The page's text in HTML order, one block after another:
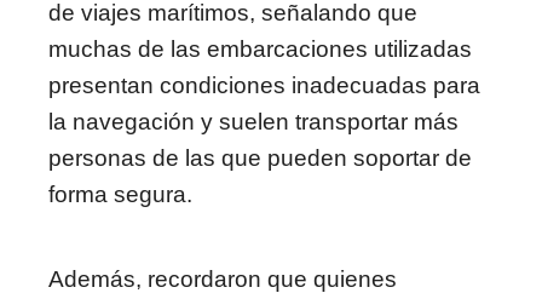
de viajes marítimos, señalando que
muchas de las embarcaciones utilizadas
presentan condiciones inadecuadas para
la navegación y suelen transportar más
personas de las que pueden soportar de
forma segura.
Además, recordaron que quienes